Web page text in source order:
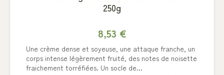
250g
8,53 €
Une crème dense et soyeuse, une attaque franche, un
corps intense légèrement fruité, des notes de noisette
fraichement torréfiées. Un socle de...